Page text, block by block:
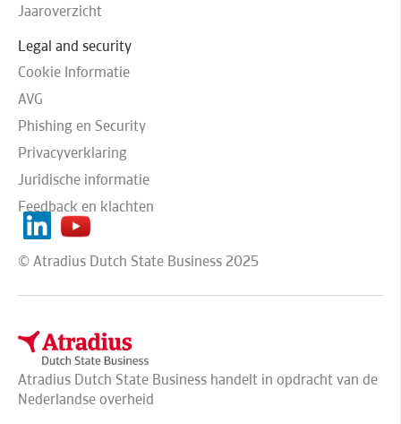
Jaaroverzicht
Legal and security
Cookie Informatie
AVG
Phishing en Security
Privacyverklaring
Juridische informatie
Feedback en klachten
© Atradius Dutch State Business 2025
Atradius Dutch State Business handelt in opdracht van de
Nederlandse overheid